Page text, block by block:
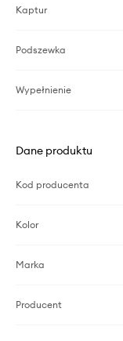
Kaptur
Podszewka
Wypełnienie
Dane produktu
Kod producenta
Kolor
Marka
Producent